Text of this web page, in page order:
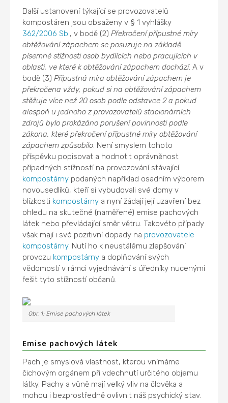
Další ustanovení týkající se provozovatelů
kompostáren jsou obsaženy v § 1 vyhlášky
362/2006 Sb. , v bodě (2)Překročení přípustné míry
obtěžování zápachem se posuzuje na základě
písemné stížnosti osob bydlících nebo pracujících v
oblasti, ve které k obtěžování zápachem dochází. A v
bodě (3)Přípustná míra obtěžování zápachem je
překročena vždy, pokud si na obtěžování zápachem
stěžuje více než 20 osob podle odstavce 2 a pokud
alespoň u jednoho z provozovatelů stacionárních
zdrojů bylo prokázáno porušení povinnosti podle
zákona, které překročení přípustné míry obtěžování
zápachem způsobilo . Není smyslem tohoto
příspěvku popisovat a hodnotit oprávněnost
případných stížností na provozování stávající
kompostárny podaných například osadním výborem
novousedlíků, kteří si vybudovali své domy v
blízkosti kompostárny a nyní žádají její uzavření bez
ohledu na skutečné (naměřené) emise pachových
látek nebo převládající směr větru. Takovéto případy
však mají i své pozitivní dopady na provozovatele
kompostárny. Nutí ho k neustálému zlepšování
provozu kompostárny a doplňování svých
vědomostí v rámci vyjednávání s úředníky nucenými
řešit tyto stížností občanů.
Obr. 1: Emise pachových látek
Emise pachových látek
Pach je smyslová vlastnost, kterou vnímáme
čichovým orgánem při vdechnutí určitého objemu
látky. Pachy a vůně mají velký vliv na člověka a
mohou i bezprostředně ovlivnit náš psychický stav.